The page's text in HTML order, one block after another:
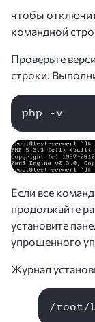
чтобы
командной
Проверьте
строки.
php -v
Если все
продолжайте
установите
упрощенного
Журнал
/root/